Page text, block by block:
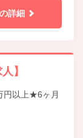
詳細
】
円以上★6ヶ月